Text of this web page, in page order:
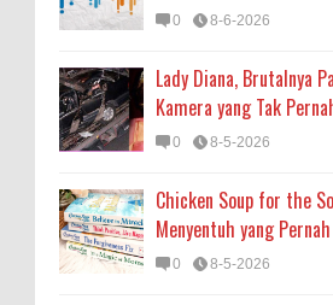
0 8-6-2026
Lady Diana, Brutalnya
Kamera yang Tak
0 8-5-2026
Chicken Soup for the
Menyentuh yang
0 8-5-2026